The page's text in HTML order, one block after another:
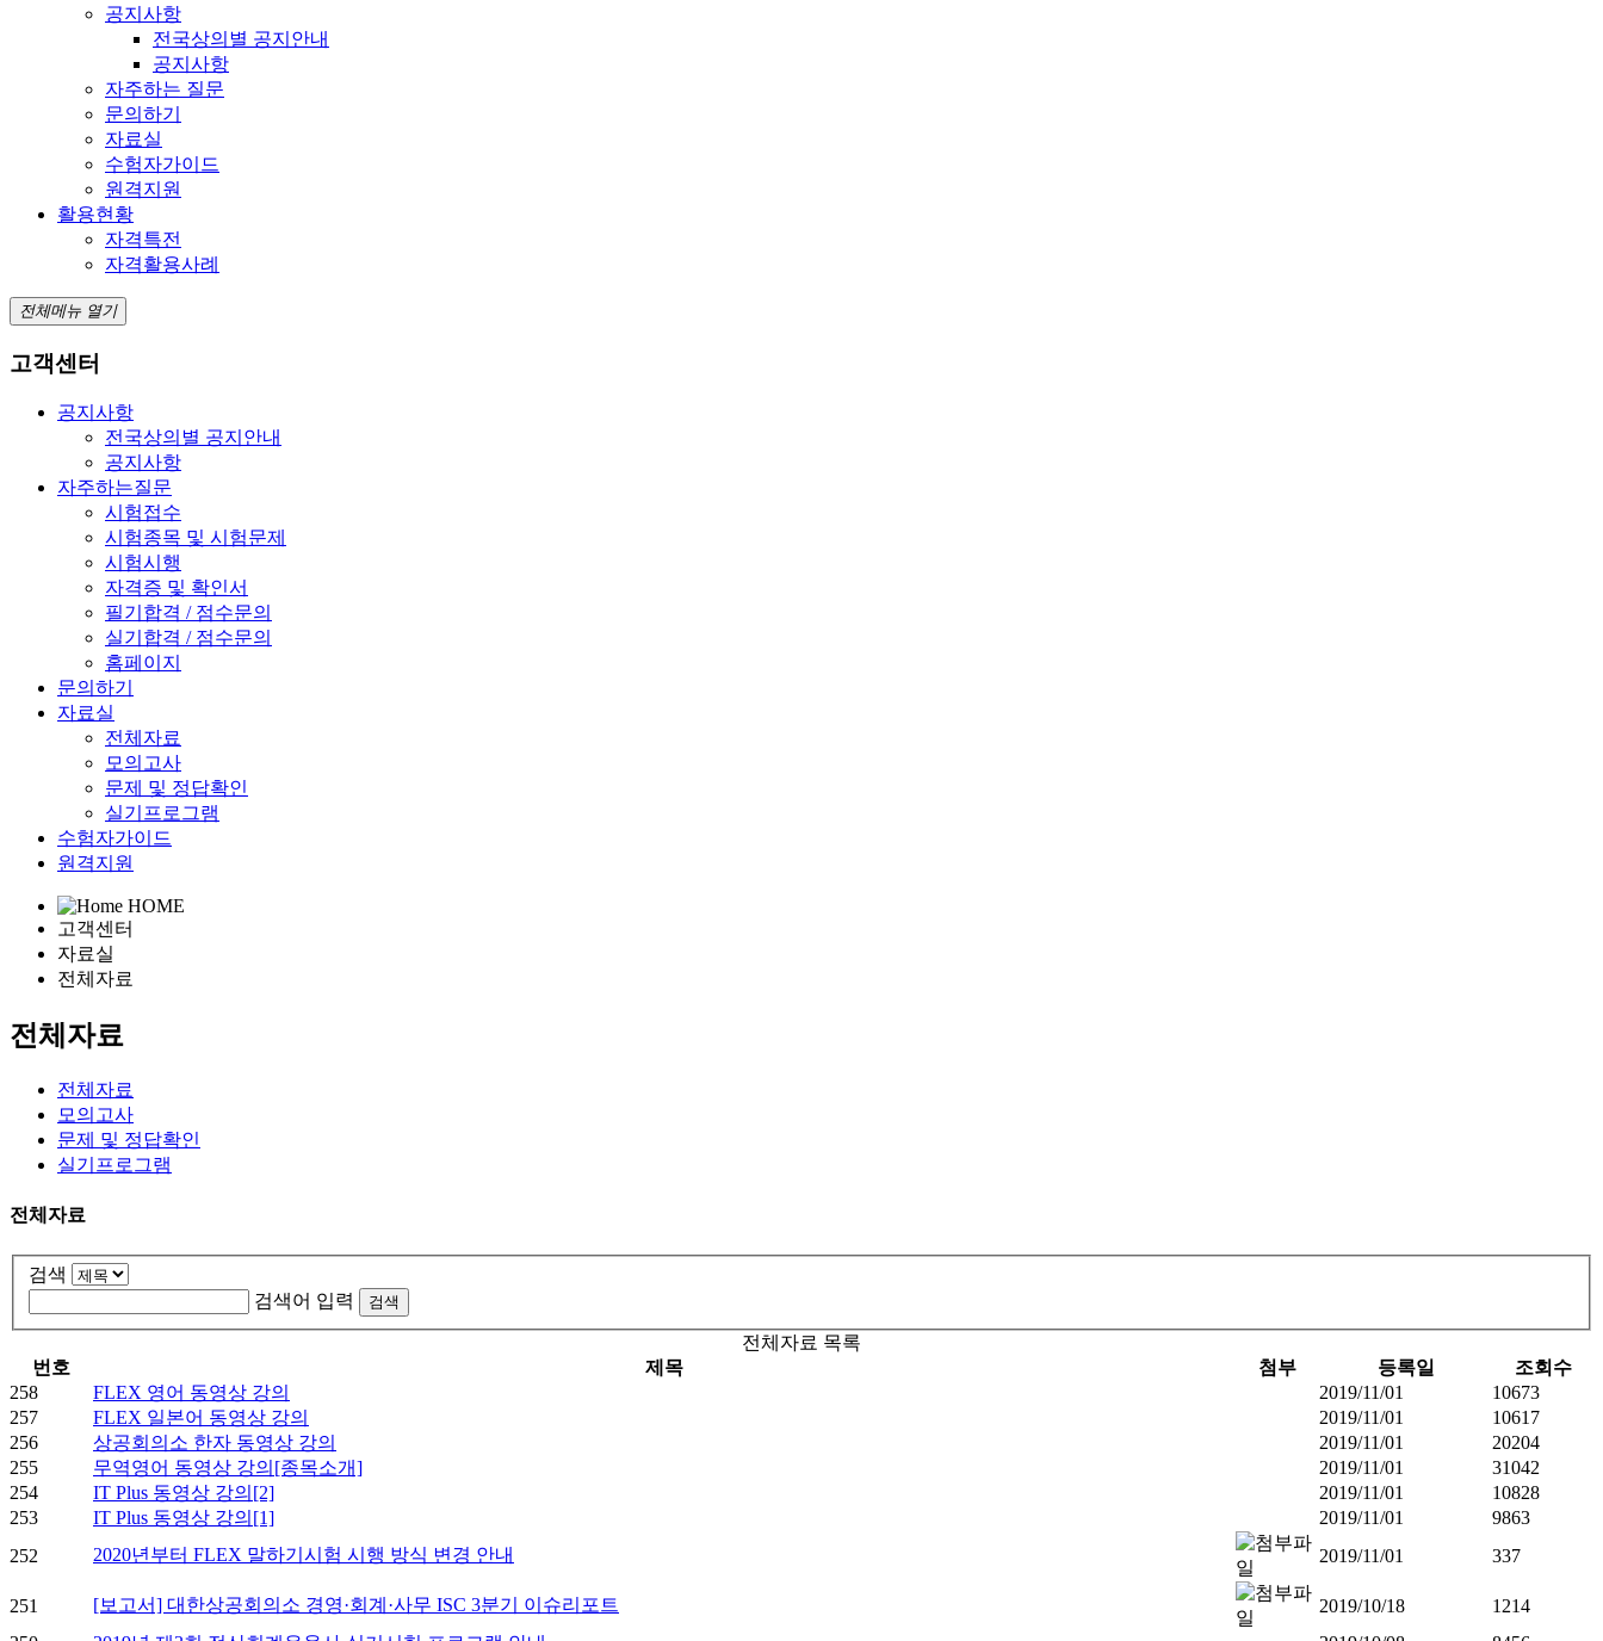
공지사항
전국상의별 공지안내
공지사항
자주하는 질문
문의하기
자료실
수험자가이드
원격지원
활용현황
자격특전
자격활용사례
전체메뉴 열기
고객센터
공지사항
전국상의별 공지안내
공지사항
자주하는질문
시험접수
시험종목 및 시험문제
시험시행
자격증 및 확인서
필기합격 / 점수문의
실기합격 / 점수문의
홈페이지
문의하기
자료실
전체자료
모의고사
문제 및 정답확인
실기프로그램
수험자가이드
원격지원
HOME
고객센터
자료실
전체자료
전체자료
전체자료
모의고사
문제 및 정답확인
실기프로그램
전체자료
검색
검색어 입력
전체자료 목록
번호
제목 첨부 등록일
조회수
258
FLEX 영어 동영상 강의 2019/11/01
10673
257
FLEX 일본어 동영상 강의 2019/11/01
10617
256
상공회의소 한자 동영상 강의 2019/11/01
20204
255
무역영어 동영상 강의[종목소개] 2019/11/01
31042
254
IT Plus 동영상 강의[2] 2019/11/01
10828
253
IT Plus 동영상 강의[1] 2019/11/01
9863
252
2020년부터 FLEX 말하기시험 시행 방식 변경 안내 2019/11/01 337
251 [보고서] 대한상공회의소 경영·회계·사무 ISC 3분기 이슈리포트 2019/10/18
1214